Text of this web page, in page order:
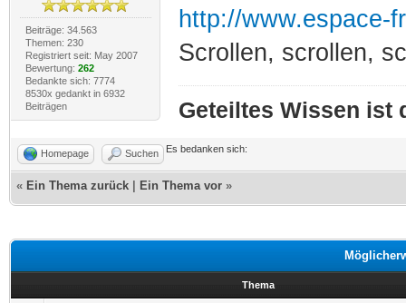
Beiträge: 34.563
Themen: 230
Registriert seit: May 2007
Bewertung: 262
Bedankte sich: 7774
8530x gedankt in 6932
Beiträgen
http://www.espace-
Scrollen, scrollen,
Geteiltes Wissen ist
Homepage Suchen Es bedanken sich:
« Ein Thema zurück Ein Thema vor »
Thema